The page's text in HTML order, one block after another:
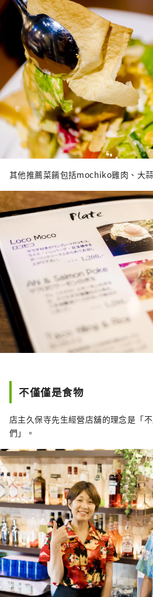
其他推薦菜餚包括mochiko雞肉、大
不僅僅是食物
店主久保寺先生經營店舖的理念是「
們」。